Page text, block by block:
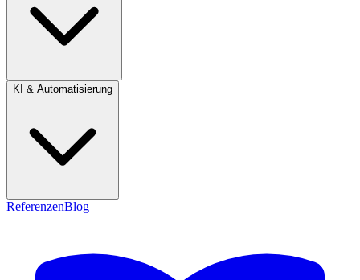
KI & Automatisierung
ReferenzenBlog